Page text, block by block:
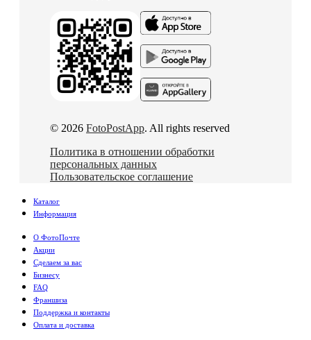
© 2026 FotoPostApp. All rights reserved
Политика в отношении обработки
персональных данных
Пользовательское соглашение
Каталог
Информация
О ФотоПочте
Акции
Сделаем за вас
Бизнесу
FAQ
Франшиза
Поддержка и контакты
Оплата и доставка